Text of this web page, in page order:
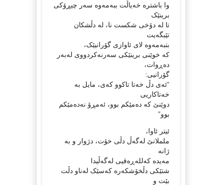
وا باشترە خەیاڵت ببەمەوە سەر چیڕۆکی
برینێک
تا لە دۆخی شکست نا، لە دڵشکان
تێبگەیت
بتبەمەوە لای ئاوازی گۆرانیێک،
کە خوێنی برینێکی سەرنەکردووی لەبەر
دەڕوات،
گۆرانیی:
“ئەی دڵ خەتا تاکوو کەی، مایل بە
خەتاکاریی
دوێنێ کە دەمێکم بوو، ئەمڕۆ نەدەمێکم
بوو”
ئیتر ئاوا،
ململانێ لەگەڵ دڵی خۆت، دژوار و بە
ژانە
مەیدە کەللەڕەقیی لەگەڵیدا
شتێکی دڵخۆشکەرە کەسێک لەناو دڵت
بێت و